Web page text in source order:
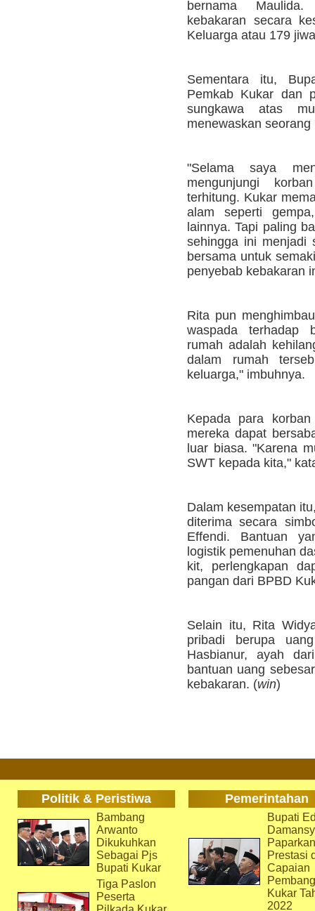
bernama
kebakaran secara
Keluarga atau 179
Sementara itu,
Pemkab Kukar dan
sungkawa atas
menewaskan
"Selama saya
mengunjungi
terhitung. Kukar
alam seperti
lainnya. Tapi paling
sehingga ini menjadi
bersama untuk
penyebab kebakaran
Rita pun
waspada terhadap
rumah adalah
dalam rumah
keluarga," imbuhnya.
Kepada para
mereka dapat
luar biasa. "Karena
SWT kepada kita,"
Dalam kesempatan
diterima secara
Effendi. Bantuan
logistik pemenuhan
kit, perlengkapan
pangan dari BPBD
Selain itu, Rita
pribadi berupa
Hasbianur, ayah
bantuan uang
kebakaran. (win)
Politik & Peristiwa Pemerintahan
Bambang
Arwanto
Dikukuhkan
Sebagai Pjs
Bupati Kukar
Tiga Paslon
Peserta
Bupati
Paparkan
Prestasi
Capaian
Kukar
2022